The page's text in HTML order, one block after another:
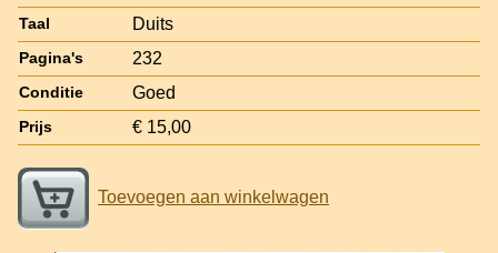
Taal Duits
Pagina's 232
Conditie Goed
Prijs € 15,00
Toevoegen aan winkelwagen